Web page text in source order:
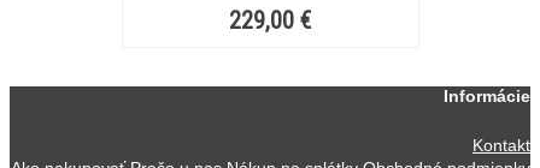
229,00 €
Informácie
Kontakt